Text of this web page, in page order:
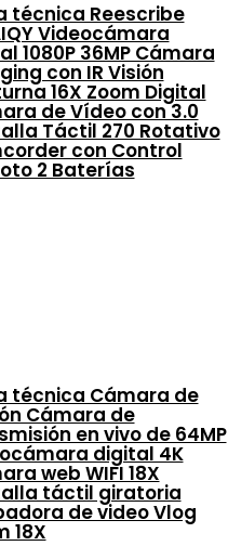
técnica Reescribe
Videocámara
1080P 36MP Cámara
con IR Visión
16X Zoom Digital
de Vídeo con 3.0
Táctil 270 Rotativo
con Control
2 Baterías
técnica Cámara de
Cámara de
en vivo de 64MP
digital 4K
web WIFI 18X
táctil giratoria
de video Vlog
18X